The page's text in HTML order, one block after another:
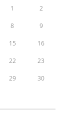
1 2
8 9
15 16
22 23
29 30